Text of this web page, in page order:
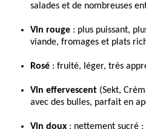
salades et de nombreuses
Vin rouge : plus puissant,
viande, fromages et plats
Rosé : fruité, léger, très
Vin effervescent (Sekt,
avec des bulles, parfait en
Vin doux : nettement sucré ;